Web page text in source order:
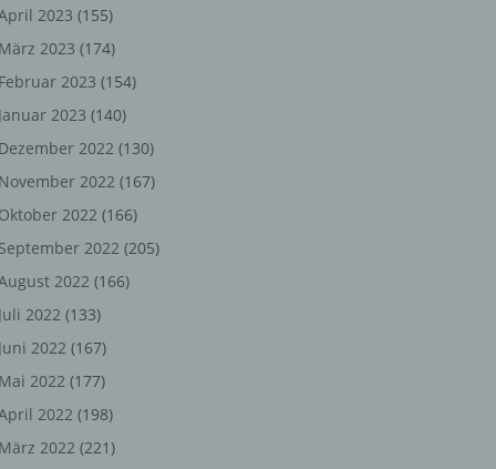
2023 (155)
März 2023 (174)
Februar 2023 (154)
Januar 2023 (140)
Dezember 2022 (130)
November 2022 (167)
Oktober 2022 (166)
September 2022 (205)
2022 (166)
Juli 2022 (133)
Juni 2022 (167)
Mai 2022 (177)
2022 (198)
März 2022 (221)
oder